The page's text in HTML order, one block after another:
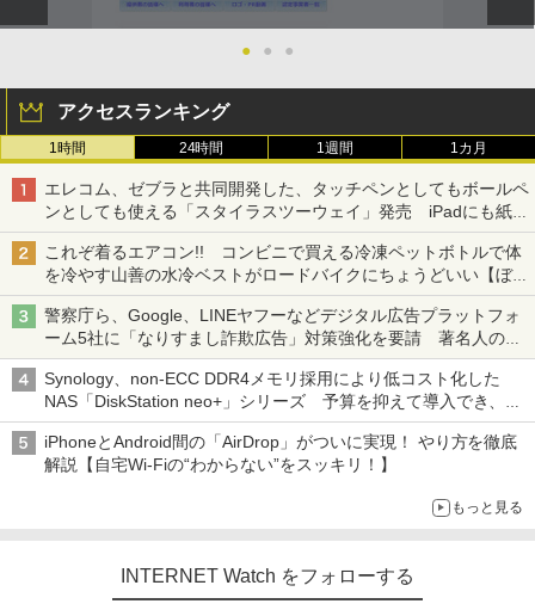
● ● ●
アクセスランキング
1時間 24時間 1週間 1カ月
エレコム、ゼブラと共同開発した、タッチペンとしてもボールペ
ンとしても使える「スタイラスツーウェイ」発売 iPadにも紙に
も、持ち替えずに書き込める
これぞ着るエアコン!! コンビニで買える冷凍ペットボトルで体
を冷やす山善の水冷ベストがロードバイクにちょうどいい【ぼっ
ち・ざ・ろーど！その14】【空いた時間でなにしてる？】
警察庁ら、Google、LINEヤフーなどデジタル広告プラットフォ
ーム5社に「なりすまし詐欺広告」対策強化を要請 著名人の写
真や映像を使った投資詐欺などへの対策として
Synology、non-ECC DDR4メモリ採用により低コスト化した
NAS「DiskStation neo+」シリーズ 予算を抑えて導入でき、
ECCメモリへのアップグレードも可能
iPhoneとAndroid間の「AirDrop」がついに実現！ やり方を徹底
解説【自宅Wi-Fiの“わからない”をスッキリ！】
もっと見る
INTERNET Watch をフォローする